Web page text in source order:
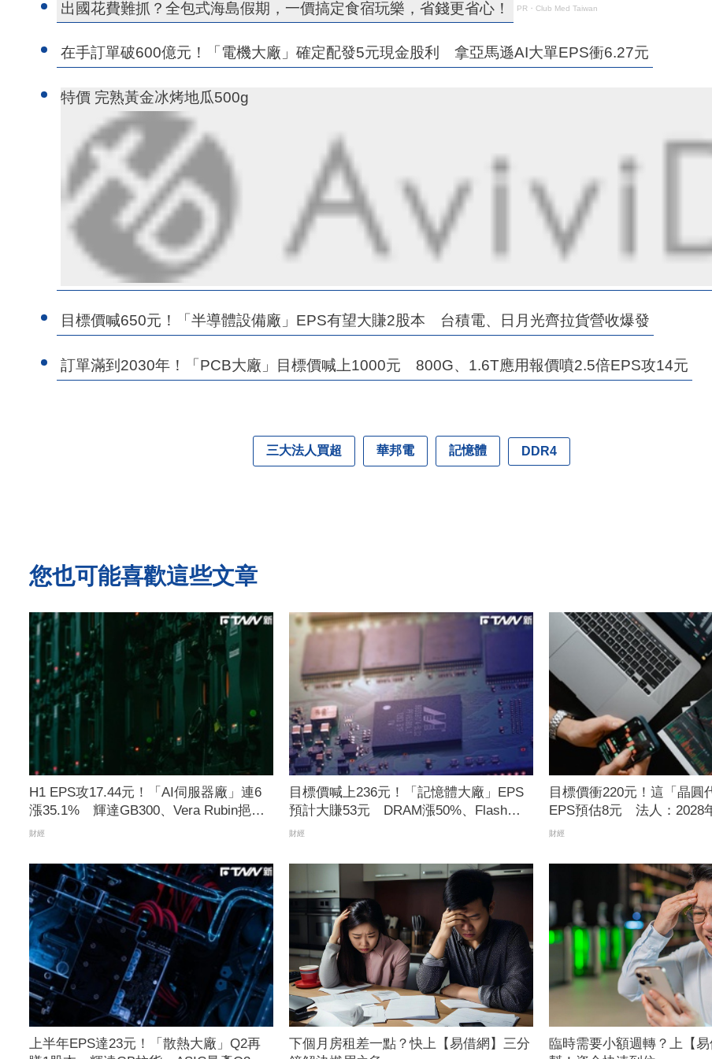
出國花費難抓？全包式海島假期，一價搞定食宿玩樂，省錢更省心！ PR・Club Med Taiwan
在手訂單破600億元！「電機大廠」確定配發5元現金股利 拿亞馬遜AI大單EPS衝6.27元
特價 完熟黃金冰烤地瓜500g
目標價喊650元！「半導體設備廠」EPS有望大賺2股本 台積電、日月光齊拉貨營收爆發
訂單滿到2030年！「PCB大廠」目標價喊上1000元 800G、1.6T應用報價噴2.5倍EPS攻14元
三大法人買超 華邦電 記憶體 DDR4
您也可能喜歡這些文章
H1 EPS攻17.44元！「AI伺服器廠」連6
漲35.1% 輝達GB300、Vera Rubin挹注
訂單看到明年
財經
目標價喊上236元！「記憶體大廠」EPS
預計大賺53元 DRAM漲50%、Flash漲
30%獲利大增
財經
目標價衝220元！這「晶圓
EPS預估8元 法人：2028
個股本
財經
上半年EPS達23元！「散熱大廠」Q2再
下個月房租差一點？快上【易借網】三分
臨時需要小額週轉？上【易